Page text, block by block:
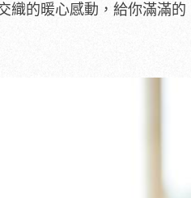
織的暖心感動， 給你滿滿的